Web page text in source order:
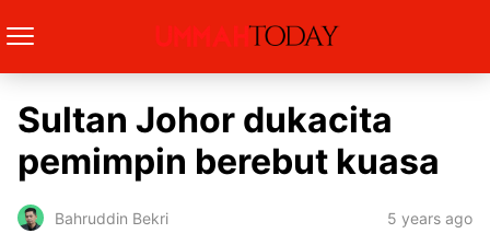
Sultan Johor dukacita
pemimpin berebut kuasa
Bahruddin Bekri 5 years ago